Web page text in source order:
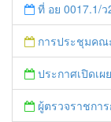
ที่ อย 0017.1/ว2424 ลว.5 มิถุนายน 2558 เรื่อง แจ้งกำหนดตรวจประเมินและ
การประชุมคณะกรมการจั
ประกาศเปิดเผย
ผู้ตรวจราชการกรมการพัฒนาชุมชน คัดเลือ